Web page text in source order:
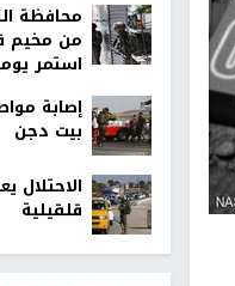
محافظة
من مخيم
استمر
إصابة
بيت دجن
الاحتلال
قلقيلية